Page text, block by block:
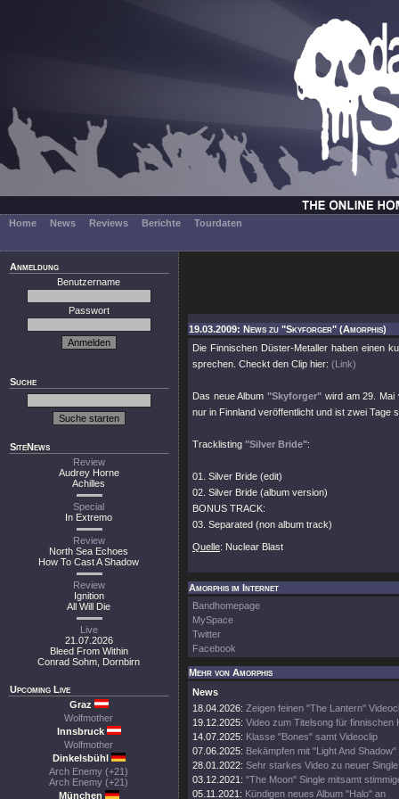
Home News Reviews Berichte Tourdaten
Anmeldung
Benutzername
Passwort
Suche
SiteNews
Review
Audrey Horne
Achilles
Special
In Extremo
Review
North Sea Echoes
How To Cast A Shadow
Review
Ignition
All Will Die
Live
21.07.2026
Bleed From Within
Conrad Sohm, Dornbirn
Upcoming Live
Graz
Wolfmother
Innsbruck
Wolfmother
Dinkelsbühl
Arch Enemy (+21)
Arch Enemy (+21)
München
19.03.2009: News zu "Skyforger" (Amorphis)
Die Finnischen Düster-Metaller haben einen
sprechen. Checkt den Clip hier: (Link)
Das neue Album"Skyforger" wird am 29. Mai
nur in Finnland veröffentlicht und ist zwei Tage
Tracklisting "Silver Bride":
01. Silver Bride (edit)
02. Silver Bride (album version)
BONUS TRACK:
03. Separated (non album track)
Quelle: Nuclear Blast
Amorphis im Internet
Bandhomepage
MySpace
Twitter
Facebook
Mehr von Amorphis
News
18.04.2026: Zeigen feinen "The Lantern"
19.12.2025: Video zum Titelsong für finnischen
14.07.2025: Klasse "Bones" samt Videoclip
07.06.2025: Bekämpfen mit "Light And
28.01.2022: Sehr starkes Video zu neuer Single
03.12.2021: "The Moon" Single mitsamt
05.11.2021: Kündigen neues Album "Halo" an